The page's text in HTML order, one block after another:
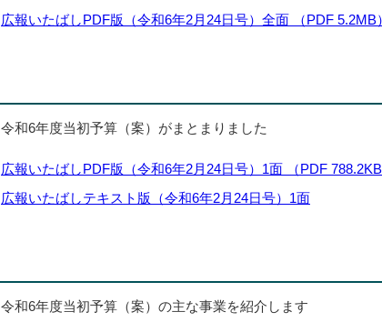
広報いたばしPDF版（令和6年2月24日号）全面 （PDF 5.2MB）
令和6年度当初予算（案）がまとまりました
広報いたばしPDF版（令和6年2月24日号）1面 （PDF 788.2KB
広報いたばしテキスト版（令和6年2月24日号）1面
令和6年度当初予算（案）の主な事業を紹介します